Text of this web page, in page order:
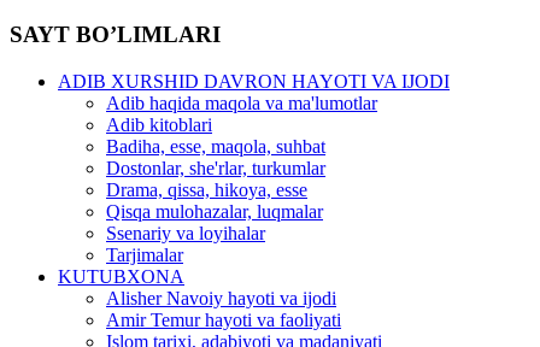
SAYT BO’LIMLARI
ADIB XURSHID DAVRON HAYOTI VA IJODI
Adib haqida maqola va ma'lumotlar
Adib kitoblari
Badiha, esse, maqola, suhbat
Dostonlar, she'rlar, turkumlar
Drama, qissa, hikoya, esse
Qisqa mulohazalar, luqmalar
Ssenariy va loyihalar
Tarjimalar
KUTUBXONA
Alisher Navoiy hayoti va ijodi
Amir Temur hayoti va faoliyati
Islom tarixi, adabiyoti va madaniyati